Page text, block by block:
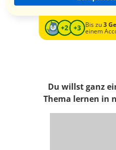
Bis zu3
einem
Du willst ganz
Thema lernen in